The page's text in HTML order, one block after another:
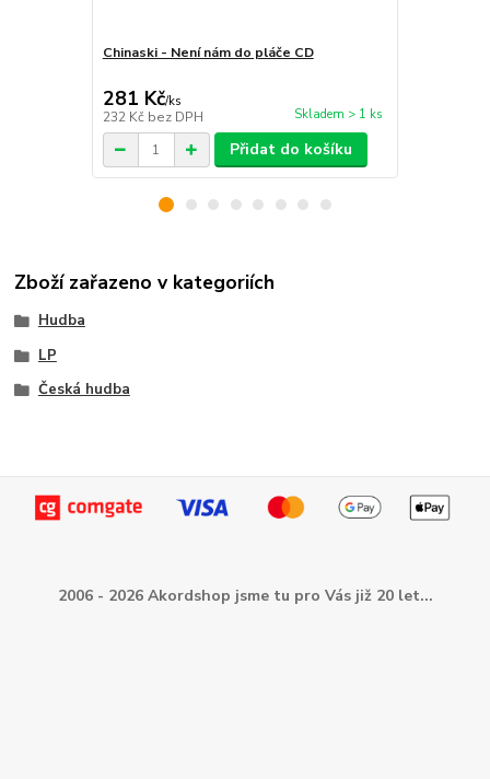
Chinaski - Není nám do pláče CD
281 Kč/ks
232 Kč bez DPH Skladem > 1 ks
Přidat do košíku
Zboží zařazeno v kategoriích
Hudba
LP
Česká hudba
2006 - 2026 Akordshop jsme tu pro Vás již 20 let...